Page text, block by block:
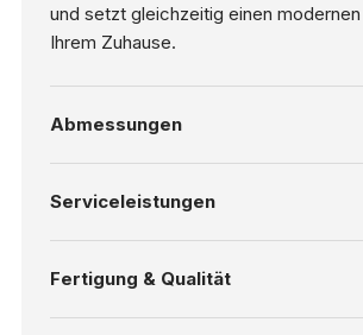
und setzt gleichzeitig einen
Ihrem Zuhause.
Abmessungen
Serviceleistungen
Fertigung & Qualität